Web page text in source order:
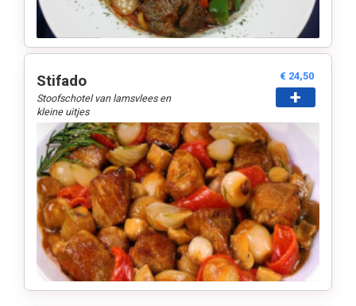
Stifado
Stoofschotel van lamsvlees en
kleine uitjes
€ 24,50
+